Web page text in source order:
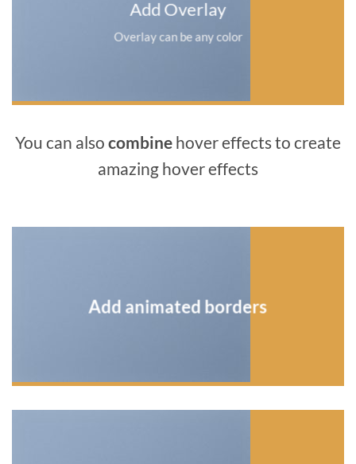
Add Overlay
Overlay can be any color
You can also combine hover effects to create
amazing hover effects
Add animated borders